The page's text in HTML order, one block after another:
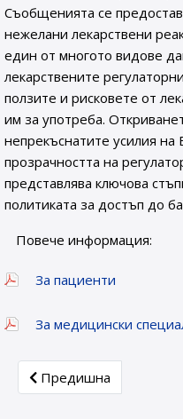
Съобщенията се
нежелани лекарствени
един от многото видове
лекарствените
ползите и рисковете от
им за употреба.
непрекъснатите усилия
прозрачността на
представлява ключова
политиката за достъп до
Повече информация:
За пациенти
За медицински
Previous article:
Предишна